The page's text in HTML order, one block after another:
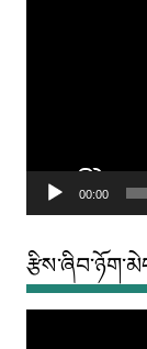
00:00